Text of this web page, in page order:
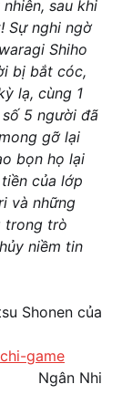
sau khi
Sự nghi ngờ
Shiho
bị bắt cóc,
lạ, cùng 1
5 người đã
gỡ lại
bọn họ lại
của lớp
và những
trong trò
niềm tin
Shonen của
game
Ngân Nhi